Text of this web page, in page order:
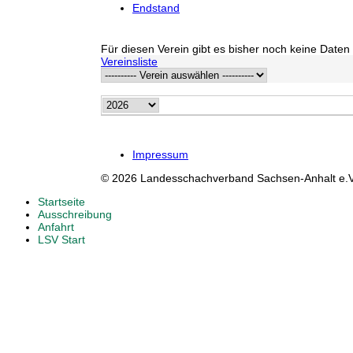
Endstand
Für diesen Verein gibt es bisher noch keine Daten
Vereinsliste
Impressum
© 2026 Landesschachverband Sachsen-Anhalt
Startseite
Ausschreibung
Anfahrt
LSV Start